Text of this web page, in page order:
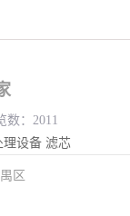
数：2011
理设备 滤芯
区